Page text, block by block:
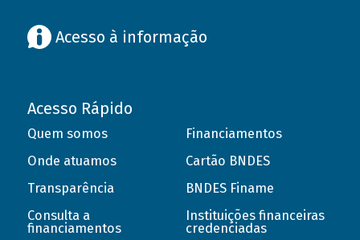
Acesso à informação
Acesso Rápido
Quem somos
Onde atuamos
Transparência
Consulta a
financiamentos
Financiamentos
Cartão BNDES
BNDES Finame
Instituições financeiras
credenciadas